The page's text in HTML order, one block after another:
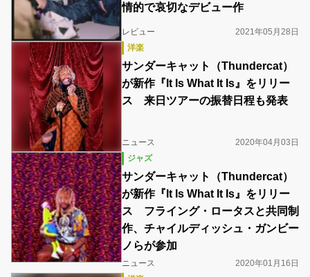
情的で哀切なデビュー作
レビュー
2021年05月28日
洋楽
サンダーキャット（Thundercat）
が新作『It Is What It Is』をリリー
ス 来日ツアーの振替日程も発表
ニュース
2020年04月03日
ジャズ
サンダーキャット（Thundercat）
が新作『It Is What It Is』をリリー
ス フライング・ロータスと共同制
作、チャイルディッシュ・ガンビー
ノらが参加
ニュース
2020年01月16日